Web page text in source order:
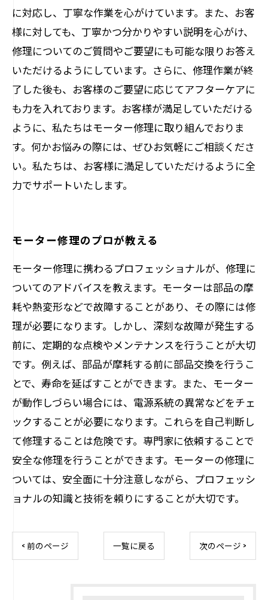
に対応し、丁寧な作業を心がけています。また、お客
様に対しても、丁寧かつ分かりやすい説明を心がけ、
修理についてのご質問やご要望にも可能な限りお答え
いただけるようにしています。さらに、修理作業が終
了した後も、お客様のご要望に応じてアフターケアに
も力を入れております。お客様が満足していただける
ように、私たちはモーター修理に取り組んでおりま
す。何かお悩みの際には、ぜひお気軽にご相談くださ
い。私たちは、お客様に満足していただけるように全
力でサポートいたします。
モーター修理のプロが教える
モーター修理に携わるプロフェッショナルが、修理に
ついてのアドバイスを教えます。モーターは部品の摩
耗や熱変形などで故障することがあり、その際には修
理が必要になります。しかし、深刻な故障が発生する
前に、定期的な点検やメンテナンスを行うことが大切
です。例えば、部品が摩耗する前に部品交換を行うこ
とで、寿命を延ばすことができます。また、モーター
が動作しづらい場合には、電源系統の異常などをチェ
ックすることが必要になります。これらを自己判断し
て修理することは危険です。専門家に依頼することで
安全な修理を行うことができます。モーターの修理に
ついては、安全面に十分注意しながら、プロフェッシ
ョナルの知識と技術を頼りにすることが大切です。
< 前のページ 一覧に戻る 次のページ >